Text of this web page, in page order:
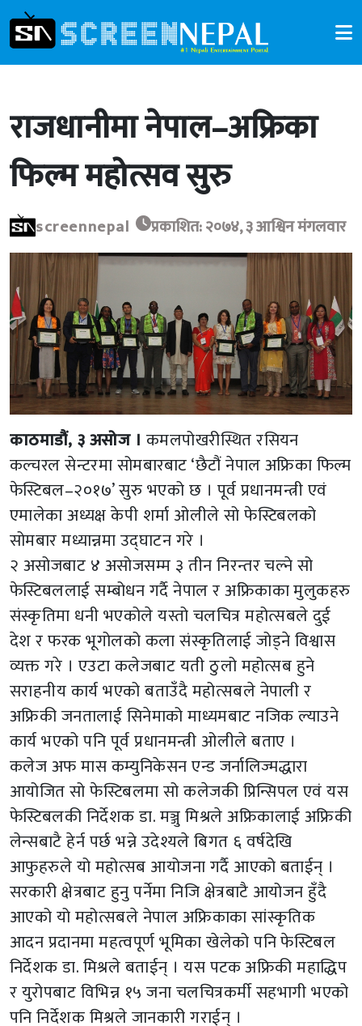
राजधानीमा नेपाल–अफ्रिका
फिल्म महोत्सव सुरु
screennepal प्रकाशित: २०७४, ३ आश्विन मंगलवार
काठमाडौं, ३ असोज । कमलपोखरीस्थित रसियन
कल्चरल सेन्टरमा सोमबारबाट ‘छैटौं नेपाल अफ्रिका फिल्म
फेस्टिबल–२०१७’ सुरु भएको छ । पूर्व प्रधानमन्त्री एवं
एमालेका अध्यक्ष केपी शर्मा ओलीले सो फेस्टिबलको
सोमबार मध्यान्नमा उद्घाटन गरे ।
२ असोजबाट ४ असोजसम्म ३ तीन निरन्तर चल्ने सो
फेस्टिबललाई सम्बोधन गर्दै नेपाल र अफ्रिकाका मुलुकहरु
संस्कृतिमा धनी भएकोले यस्तो चलचित्र महोत्सबले दुई
देश र फरक भूगोलको कला संस्कृतिलाई जोड्ने विश्वास
व्यक्त गरे । एउटा कलेजबाट यती ठुलो महोत्सब हुने
सराहनीय कार्य भएको बताउँदै महोत्सबले नेपाली र
अफ्रिकी जनतालाई सिनेमाको माध्यमबाट नजिक ल्याउने
कार्य भएको पनि पूर्व प्रधानमन्त्री ओलीले बताए ।
कलेज अफ मास कम्युनिकेसन एन्ड जर्नालिज्मद्धारा
आयोजित सो फेस्टिबलमा सो कलेजकी प्रिन्सिपल एवं यस
फेस्टिबलकी निर्देशक डा. मञ्जु मिश्रले अफ्रिकालाई अफ्रिकी
लेन्सबाटै हेर्न पर्छ भन्ने उदेश्यले बिगत ६ वर्षदेखि
आफुहरुले यो महोत्सब आयोजना गर्दै आएको बताईन् ।
सरकारी क्षेत्रबाट हुनु पर्नेमा निजि क्षेत्रबाटै आयोजन हुँदै
आएको यो महोत्सबले नेपाल अफ्रिकाका सांस्कृतिक
आदन प्रदानमा महत्वपूर्ण भूमिका खेलेको पनि फेस्टिबल
निर्देशक डा. मिश्रले बताईन् । यस पटक अफ्रिकी महाद्धिप
र युरोपबाट विभिन्न १५ जना चलचित्रकर्मी सहभागी भएको
पनि निर्देशक मिश्रले जानकारी गराईन् ।